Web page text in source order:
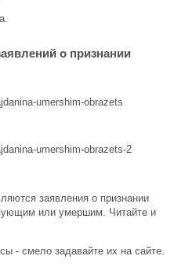
о признании
заявления о признании
или умершим. Читайте и
- смело задавайте их на сайте.